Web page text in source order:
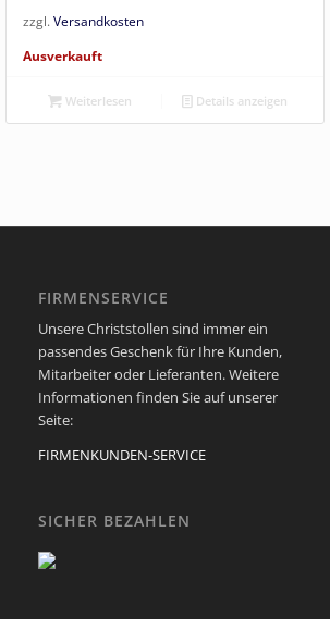
zzgl.Versandkosten
Ausverkauft
Weiterlesen Details anzeigen
FIRMENSERVICE
Unsere Christstollen sind immer ein
passendes Geschenk für Ihre Kunden,
Mitarbeiter oder Lieferanten. Weitere
Informationen finden Sie auf unserer
Seite:
FIRMENKUNDEN-SERVICE
SICHER BEZAHLEN